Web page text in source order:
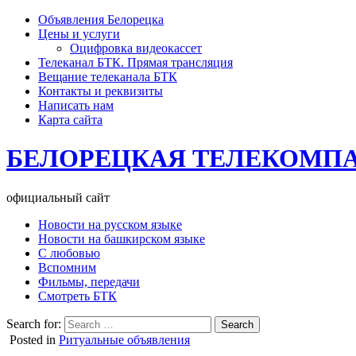
Объявления Белорецка
Цены и услуги
Оцифровка видеокассет
Телеканал БТК. Прямая трансляция
Вещание телеканала БТК
Контакты и реквизиты
Написать нам
Карта сайта
БЕЛОРЕЦКАЯ
официальный сайт
Новости на русском языке
Новости на башкирском языке
С любовью
Вспомним
Фильмы, передачи
Смотреть БТК
Search for:
Posted in Ритуальные объявления